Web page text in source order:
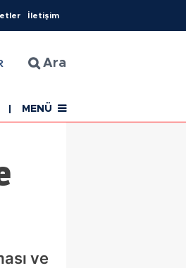
İletişim
Ara
EĞİTİM SAĞLIK
MENÜ
ve